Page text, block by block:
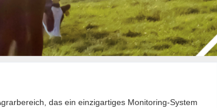
das ein einzigartiges Monitoring-System